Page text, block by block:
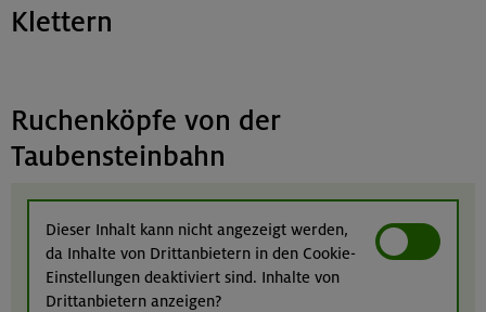
Klettern
Ruchenköpfe von der
Taubensteinbahn
Dieser Inhalt kann nicht angezeigt werden,
da Inhalte von Drittanbietern in den Cookie-
Einstellungen deaktiviert sind. Inhalte von
Drittanbietern anzeigen?